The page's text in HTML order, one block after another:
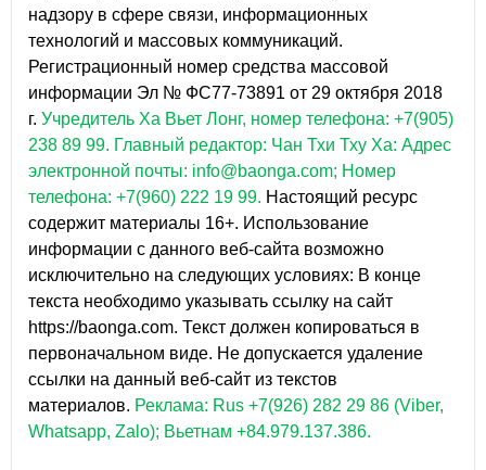
надзору в сфере связи, информационных
технологий и массовых коммуникаций.
Регистрационный номер средства массовой
информации Эл № ФС77-73891 от 29 октября 2018
г. Учредитель Ха Вьет Лонг, номер телефона: +7(905)
238 89 99. Главный редактор: Чан Тхи Тху Ха: Адрес
электронной почты: info@baonga.com; Номер
телефона: +7(960) 222 19 99. Настоящий ресурс
содержит материалы 16+. Использование
информации с данного веб-сайта возможно
исключительно на следующих условиях: В конце
текста необходимо указывать ссылку на сайт
https://baonga.com. Текст должен копироваться в
первоначальном виде. Не допускается удаление
ссылки на данный веб-сайт из текстов
материалов. Реклама: Rus +7(926) 282 29 86 (Viber,
Whatsapp, Zalo); Вьетнам +84.979.137.386.